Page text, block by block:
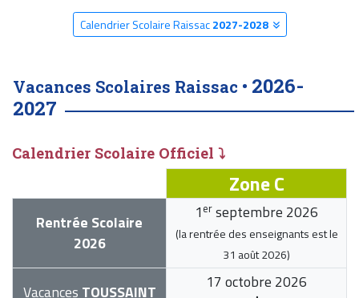
Calendrier Scolaire Raissac2027-2028
Vacances Scolaires Raissac • 2026-
2027
Calendrier Scolaire Officiel ⤵
Zone C
Rentrée Scolaire
2026
1 er septembre 2026
(la rentrée des enseignants est le
31 août 2026)
Vacances TOUSSAINT 17 octobre 2026